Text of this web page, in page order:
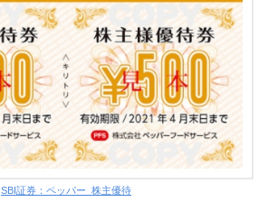
SBI証券：ペッパー_株主優待